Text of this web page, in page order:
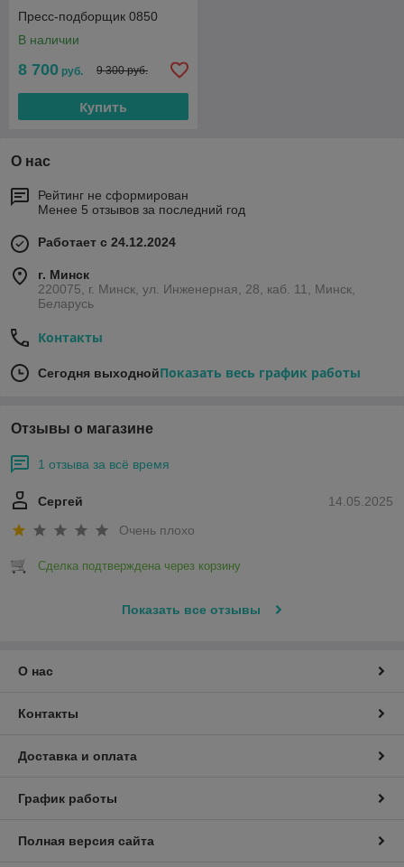
Пресс-подборщик 0850
В наличии
8 700 руб. 9 300 руб.
Купить
О нас
Рейтинг не сформирован
Менее 5 отзывов за последний год
Работает с 24.12.2024
г. Минск
220075, г. Минск, ул. Инженерная, 28, каб. 11, Минск,
Беларусь
Контакты
Сегодня выходнойПоказать весь график работы
Отзывы о магазине
1 отзыва за всё время
14.05.2025
Сергей
Очень плохо
Сделка подтверждена через корзину
Показать все отзывы
О нас
Контакты
Доставка и оплата
График работы
Полная версия сайта